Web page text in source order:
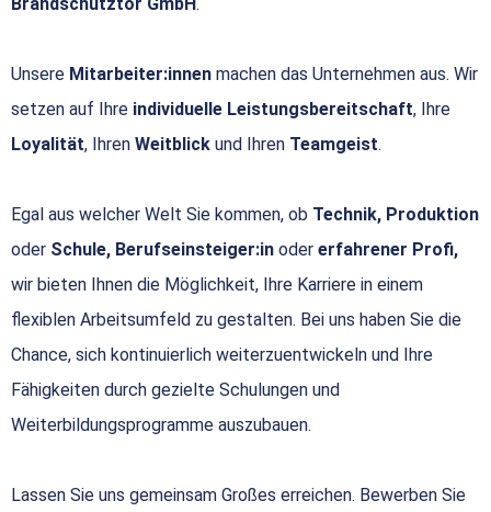
Unsere Mitarbeiter:innen machen das Unternehmen aus. Wir
setzen auf Ihre individuelle Leistungsbereitschaft, Ihre
Loyalität, Ihren Weitblick und Ihren Teamgeist.
Egal aus welcher Welt Sie kommen, ob Technik, Produktion
oder Schule, Berufseinsteiger:in oder erfahrener Profi,
wir bieten Ihnen die Möglichkeit, Ihre Karriere in einem
flexiblen Arbeitsumfeld zu gestalten. Bei uns haben Sie die
Chance, sich kontinuierlich weiterzuentwickeln und Ihre
Fähigkeiten durch gezielte Schulungen und
Weiterbildungsprogramme auszubauen.
Lassen Sie uns gemeinsam Großes erreichen. Bewerben Sie